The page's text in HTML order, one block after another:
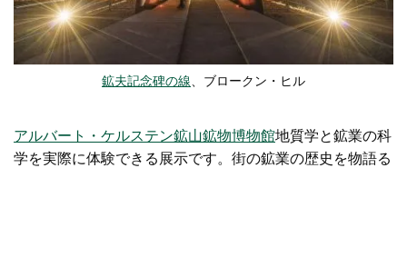
鉱夫記念碑の線、ブロークン・ヒル
アルバート・ケルステン鉱山鉱物博物館地質学と鉱業の科
学を実際に体験できる展示です。街の鉱業の歴史を物語る